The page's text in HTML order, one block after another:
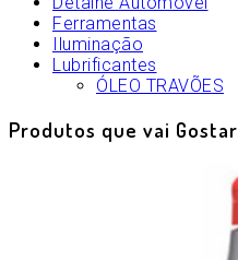
Ferramentas
Iluminação
Lubrificantes
ÓLEO TRAVÕES
Produtos que vai Gostar